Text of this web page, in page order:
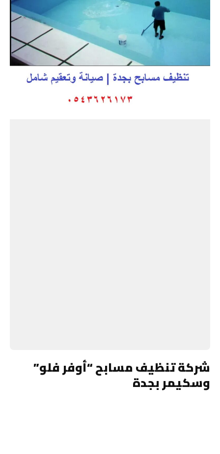
شركة تنظيف مسابح “أوفر فلو”
وسكيمر بجدة